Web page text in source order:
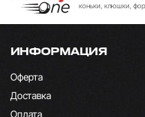
коньки, клюшки,
ИНФОРМАЦИЯ
Оферта
Доставка
Оплата